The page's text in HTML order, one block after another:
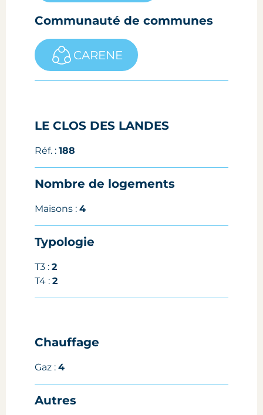
Communauté de communes
CARENE
LE CLOS DES LANDES
Réf. :188
Nombre de logements
Maisons :4
Typologie
T3 :2
T4 :2
Chauffage
Gaz :4
Autres